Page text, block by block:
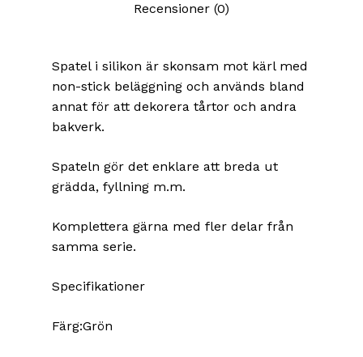
Recensioner (0)
Spatel i silikon är skonsam mot kärl med
non-stick beläggning och används bland
annat för att dekorera tårtor och andra
bakverk.
Spateln gör det enklare att breda ut
grädda, fyllning m.m.
Komplettera gärna med fler delar från
samma serie.
Specifikationer
Färg:Grön